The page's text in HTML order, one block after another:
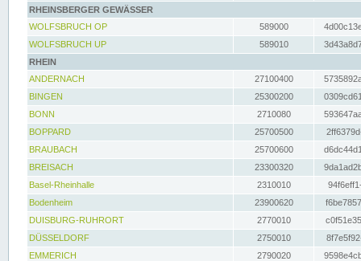
RHEINSBERGER GEWÄSSER
WOLFSBRUCH OP
589000
WOLFSBRUCH UP
589010
RHEIN
ANDERNACH
27100400
BINGEN
25300200
BONN
2710080
BOPPARD
25700500
BRAUBACH
25700600
BREISACH
23300320
Basel-Rheinhalle
2310010
Bodenheim
23900620
DUISBURG-RUHRORT
2770010
DÜSSELDORF
2750010
EMMERICH
2790020